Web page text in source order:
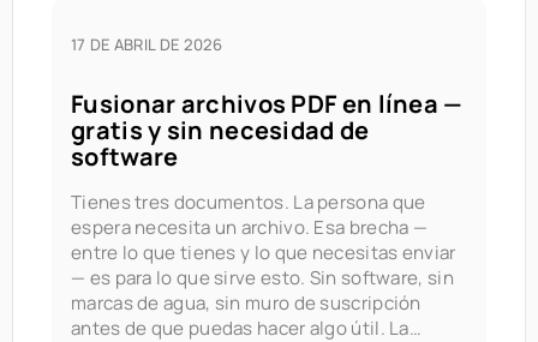
17 DE ABRIL DE 2026
Fusionar archivos PDF en línea —
gratis y sin necesidad de
software
Tienes tres documentos. La persona que
espera necesita un archivo. Esa brecha —
entre lo que tienes y lo que necesitas enviar
— es para lo que sirve esto. Sin software, sin
marcas de agua, sin muro de suscripción
antes de que puedas hacer algo útil. La